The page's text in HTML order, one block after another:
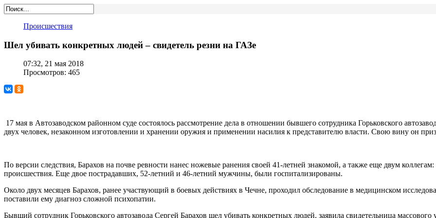
Происшествия
Шел убивать конкретных людей – свидетель резни на ГАЗе
07:32, 21 мая 2018
Просмотров: 465
17 мая в Автозаводском районном суде состоялось рассмотрение дела в отношении бывшего сотрудника Горьковского
двух человек, незаконном изготовлении и хранении оружия и применении насилия к представителю власти. Свою вину он
По версии следствия, Барахов на почве ревности нанес ножевые ранения своей 41-летней знакомой, а также еще двум
происшествия. Еще двое пострадавших, 52-летний и 46-летний мужчины, были госпитализированы.
Около двух месяцев Барахов, ранее участвующий в боевых действиях в Чечне, проходил обследование в медицинском
поставили ему диагноз сложной психопатии.
Бывший сотрудник Горьковского автозавода Сергей Барахов шел убивать конкретных людей, заявила свидетельница